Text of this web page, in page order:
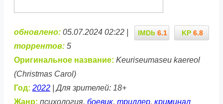
KP 6.8
IMDb 6.1
обновлено: 05.07.2024 02:22 |
торрентов: 5
Оригинальное название: Keuriseumaseu kaereol
(Christmas Carol)
Год: 2022 | Для зрителей: 18+
Жанр: психология, боевик, триллер, криминал